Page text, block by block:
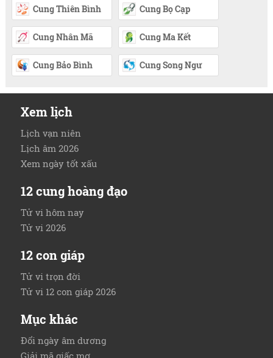
Cung Thiên Bình Cung Bọ Cạp
Cung Nhân Mã Cung Ma Kết
Cung Bảo Bình Cung Song Ngư
Xem lịch
Lịch vạn niên
Lịch âm 2026
Xem ngày tốt xấu
12 cung hoàng đạo
Tử vi hôm nay
Tử vi 2026
12 con giáp
Tử vi trọn đời
Tử vi 12 con giáp 2026
Mục khác
Đổi ngày âm dương
Giải mã giấc mơ